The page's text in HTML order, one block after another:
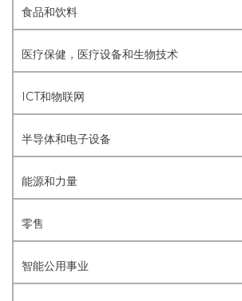
食品和饮料
医疗保健，医疗设备和生物技术
ICT和物联网
半导体和电子设备
能源和力量
零售
智能公用事业